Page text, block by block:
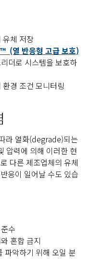
유체 저장
(열 반응형 고급 보호)
더로 시스템을 보호하
경 조건 모니터링
라 열화(degrade)되는
압력에 의해 이러한 현
다른 제조업체의 유체
응이 일어날 수도 있습
수
혼합 금지
파악하기 위해 오일 분